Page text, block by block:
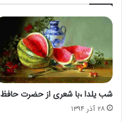
شب یلدا ،با شعری از حضرت حافظ
۲۸ آذر ۱۳۹۴